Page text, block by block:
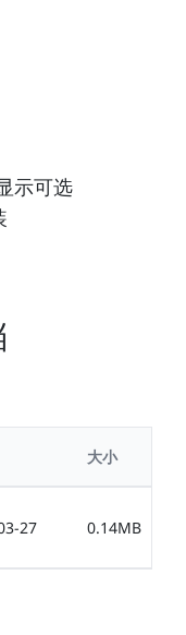
示可选
大小
27 0.14MB